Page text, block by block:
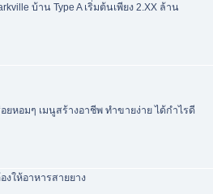
บ้าน Type A เริ่มต้นเพียง 2.XX ล้าน
ยหอมๆ เมนูสร้างอาชีพ ทำขายง่าย ได้กำไรดี
ให้อาหารสายยาง